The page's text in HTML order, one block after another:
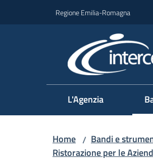
Regione Emilia-Romagna
L'Agenzia
Home / Bandi e
Ristorazione per le